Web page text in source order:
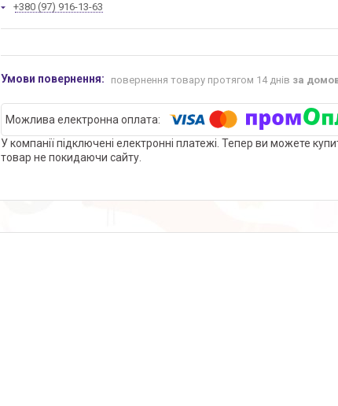
+380 (97) 916-13-63
повернення товару протягом 14 днів за
У компанії підключені електронні платежі. Тепер ви можете
товар не покидаючи сайту.